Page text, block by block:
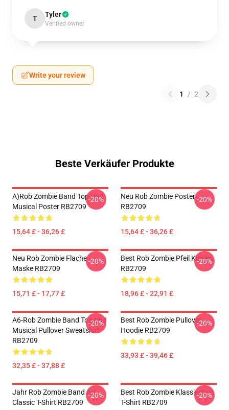
T Tyler
Verified owner
Write your review
1 / 2
Beste Verkäufer Produkte
A)rob Zombie Band Top Und
Musical Poster RB2709
15,64 £ - 36,26 £
-20%
Neu Rob Zombie Poster
RB2709
15,64 £ - 36,26 £
-20%
Neu Rob Zombie Flache
Maske RB2709
15,71 £ - 17,77 £
-20%
Best Rob Zombie Pfeil Kissen
RB2709
18,96 £ - 22,91 £
-20%
A6-Rob Zombie Band Top Und
Musical Pullover Sweatshirt
RB2709
32,35 £ - 37,88 £
-20%
Best Rob Zombie Pullover
Hoodie RB2709
33,93 £ - 39,46 £
-20%
Jahr Rob Zombie Band Art
Classic T-Shirt RB2709
-20%
Best Rob Zombie Klassisches
T-Shirt RB2709
-20%